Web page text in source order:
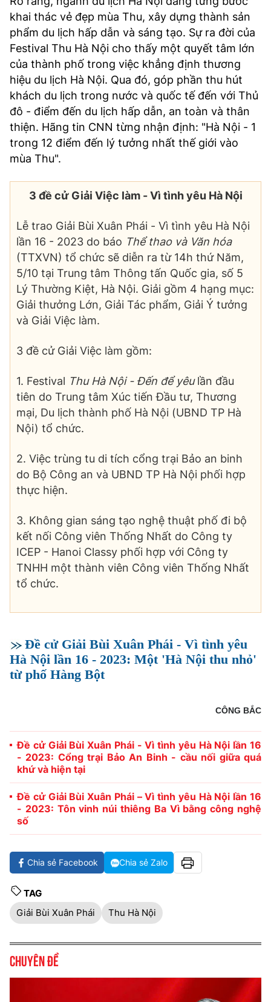
khai thác vẻ đẹp mùa Thu, xây dựng thành sản
phẩm du lịch hấp dẫn và sáng tạo. Sự ra đời của
Festival Thu Hà Nội cho thấy một quyết tâm lớn
của thành phố trong việc khẳng định thương
hiệu du lịch Hà Nội. Qua đó, góp phần thu hút
khách du lịch trong nước và quốc tế đến với Thủ
đô - điểm đến du lịch hấp dẫn, an toàn và thân
thiện. Hãng tin CNN từng nhận định: "Hà Nội - 1
trong 12 điểm đến lý tưởng nhất thế giới vào
mùa Thu".
3 đề cử Giải Việc làm - Vì tình yêu Hà Nội
Lễ trao Giải Bùi Xuân Phái - Vì tình yêu Hà Nội
lần 16 - 2023 do báo Thể thao và Văn hóa
(TTXVN) tổ chức sẽ diễn ra từ 14h thứ Năm,
5/10 tại Trung tâm Thông tấn Quốc gia, số 5
Lý Thường Kiệt, Hà Nội. Giải gồm 4 hạng mục:
Giải thưởng Lớn, Giải Tác phẩm, Giải Ý tưởng
và Giải Việc làm.
3 đề cử Giải Việc làm gồm:
1. Festival Thu Hà Nội - Đến để yêulần đầu
tiên do Trung tâm Xúc tiến Đầu tư, Thương
mại, Du lịch thành phố Hà Nội (UBND TP Hà
Nội) tổ chức.
2. Việc trùng tu di tích cổng trại Bảo an binh
do Bộ Công an và UBND TP Hà Nội phối hợp
thực hiện.
3. Không gian sáng tạo nghệ thuật phố đi bộ
kết nối Công viên Thống Nhất do Công ty
ICEP - Hanoi Classy phối hợp với Công ty
TNHH một thành viên Công viên Thống Nhất
tổ chức.
Đề cử Giải Bùi Xuân Phái - Vì tình yêu
Hà Nội lần 16 - 2023: Một 'Hà Nội thu nhỏ'
từ phố Hàng Bột
CÔNG BẮC
Đề cử Giải Bùi Xuân Phái - Vì tình yêu Hà Nội lần 16
- 2023: Cổng trại Bảo An Binh - cầu nối giữa quá
khứ và hiện tại
Đề cử Giải Bùi Xuân Phái – Vì tình yêu Hà Nội lần 16
- 2023: Tôn vinh núi thiêng Ba Vì bằng công nghệ
số
Chia sẻ Facebook Chia sẻ Zalo
TAG
Giải Bùi Xuân Phái
Thu Hà Nội
Chuyên đề